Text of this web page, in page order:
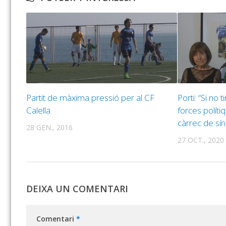
Partit de màxima pressió per al CF
Calella
28 GEN., 2016
Porti: “Si no
forces
càrrec de
27 OCT., 2020
DEIXA UN COMENTARI
Comentari *